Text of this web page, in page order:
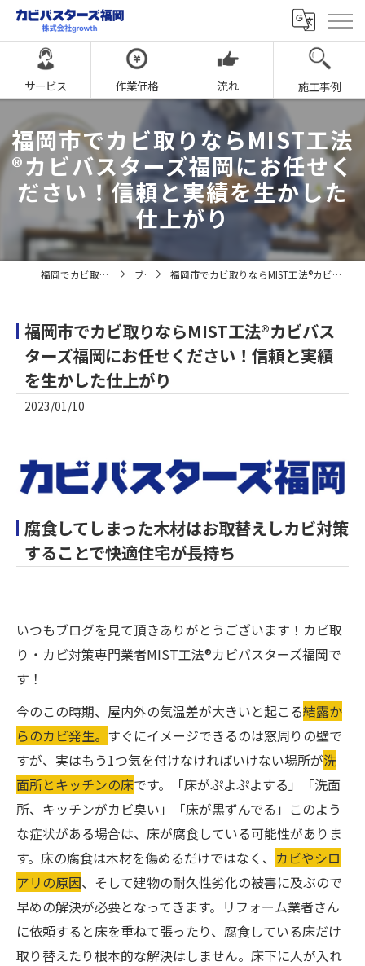
サービス 作業価格 流れ 施工事例
福岡市でカビ取りならMIST工法
®カビバスターズ福岡にお任せく
ださい！信頼と実績を生かした
仕上がり
福岡でカビ取りならカビバスターズ福岡 ブログ 福岡市でカビ取りならMIST工法®カビバスターズ福岡にお任せください！信頼と実績を生かした仕上がり
福岡市でカビ取りならMIST工法®カビバス
ターズ福岡にお任せください！信頼と実績
を生かした仕上がり
2023/01/10
腐食してしまった木材はお取替えしカビ対策
することで快適住宅が長持ち
いつもブログを見て頂きありがとうございます！カビ取
り・カビ対策専門業者MIST工法®カビバスターズ福岡で
す！
今のこの時期、屋内外の気温差が大きいと起こる結露か
らのカビ発生。 すぐにイメージできるのは窓周りの壁で
すが、実はもう1つ気を付けなければいけない場所が洗
面所とキッチンの床です。「床がぷよぷよする」「洗面
所、キッチンがカビ臭い」「床が黒ずんでる」このよう
な症状がある場合は、床が腐食している可能性がありま
す。床の腐食は木材を傷めるだけではなく、 カビやシロ
アリの原因、そして建物の耐久性劣化の被害に及ぶので
早めの解決が必要となってきます。リフォーム業者さん
に依頼すると床を重ねて張ったり、腐食している床だけ
取り替えたり根本的な解決はしません。床下に人が入れ